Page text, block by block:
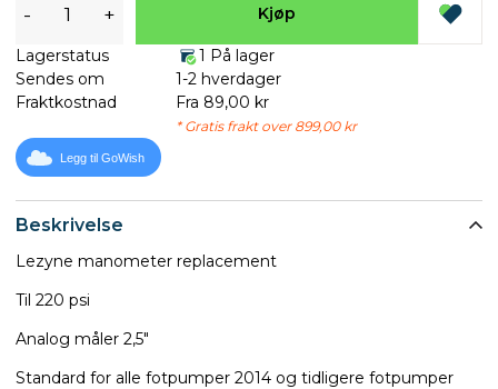
Beskrivelse
Lezyne manometer replacement
Til 220 psi
Analog måler 2,5"
Standard for alle fotpumper 2014 og tidligere fotpumper
- + Kjøp
Lagerstatus
1 På lager
Sendes om
1-2 hverdager
Fraktkostnad
Fra 89,00 kr
* Gratis frakt over 899,00 kr
Legg til GoWish